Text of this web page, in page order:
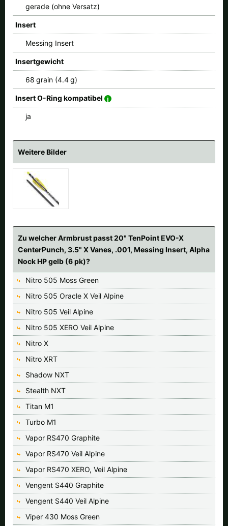
gerade (ohne Versatz)
Insert
Messing Insert
Insertgewicht
68 grain (4.4 g)
Insert O-Ring kompatibel
ja
Weitere Bilder
Zu welcher Armbrust passt 20" TenPoint EVO-X
CenterPunch, 3.5" X Vanes, .001, Messing Insert, Alpha
Nock HP gelb (6 pk)?
Nitro 505 Moss Green
Nitro 505 Oracle X Veil Alpine
Nitro 505 Veil Alpine
Nitro 505 XERO Veil Alpine
Nitro X
Nitro XRT
Shadow NXT
Stealth NXT
Titan M1
Turbo M1
Vapor RS470 Graphite
Vapor RS470 Veil Alpine
Vapor RS470 XERO, Veil Alpine
Vengent S440 Graphite
Vengent S440 Veil Alpine
Viper 430 Moss Green